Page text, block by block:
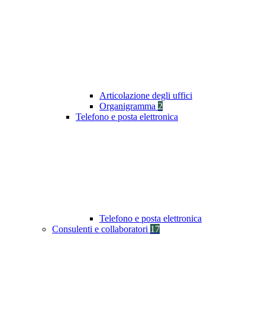
Articolazione degli uffici
Organigramma 2
Telefono e posta elettronica
Telefono e posta elettronica
Consulenti e collaboratori 17